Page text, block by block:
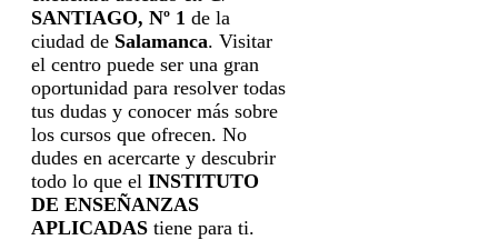
SANTIAGO, Nº 1 de la
ciudad de Salamanca. Visitar
el centro puede ser una gran
oportunidad para resolver todas
tus dudas y conocer más sobre
los cursos que ofrecen. No
dudes en acercarte y descubrir
todo lo que el INSTITUTO
DE ENSEÑANZAS
APLICADAS tiene para ti.